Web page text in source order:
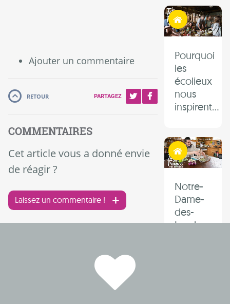
Habiter autrement
Pourquoi
les
écolieux
nous
inspirent...
Habiter autrement
Notre-
Dame-
des-
Landes :
Ajouter un commentaire
RETOUR PARTAGEZ
COMMENTAIRES
Cet article vous a donné envie
de réagir ?
Laissez un commentaire !